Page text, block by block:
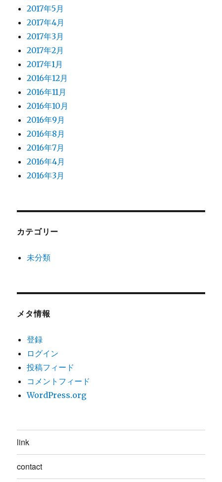
2017年5月
2017年4月
2017年3月
2017年2月
2017年1月
2016年12月
2016年11月
2016年10月
2016年9月
2016年8月
2016年7月
2016年4月
2016年3月
カテゴリー
未分類
メタ情報
登録
ログイン
投稿フィード
コメントフィード
WordPress.org
link
contact